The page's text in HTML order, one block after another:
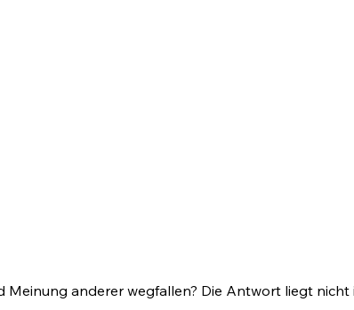
anderer wegfallen? Die Antwort liegt